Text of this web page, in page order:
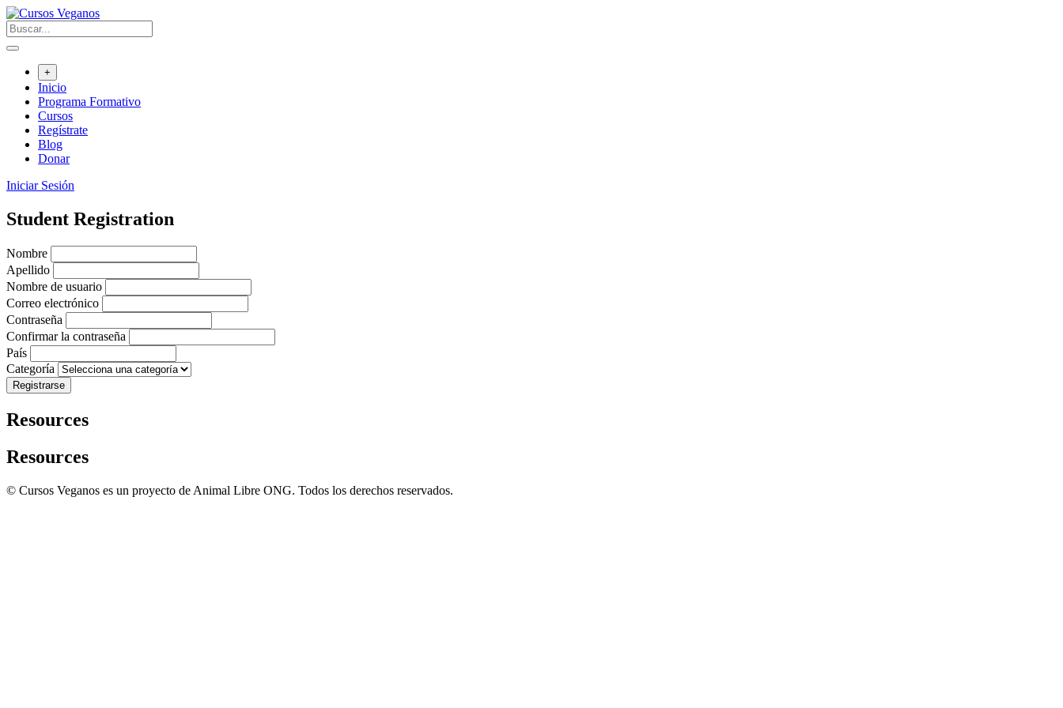
Saltar
al
contenido
+
Inicio
Programa Formativo
Cursos
Regístrate
Blog
Donar
Iniciar Sesión
Student Registration
Nombre
Apellido
Nombre de usuario
Correo electrónico
Contraseña
Confirmar la contraseña
País
Categoría
Registrarse
Resources
Resources
© Cursos Veganos es un proyecto de Animal Libre ONG. Todos los derechos reservados.